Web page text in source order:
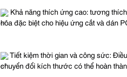
Khả năng thích ứng cao: tương
hóa đặc biệt cho hiệu ứng cắt và dán
Tiết kiệm thời gian và công sức:
chuyển đổi kích thước có thể hoàn